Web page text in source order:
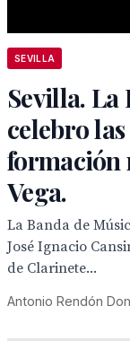
SEVILLA
Sevilla. La
celebro
formación
Vega.
La Banda de
José Ignacio
de Clarinete...
Antonio Rendón